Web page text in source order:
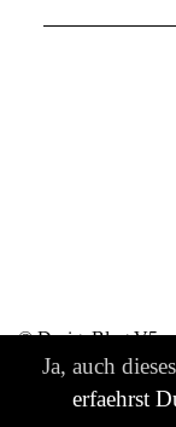
© DesignBlog V5
Ja, auch
erfaehrst